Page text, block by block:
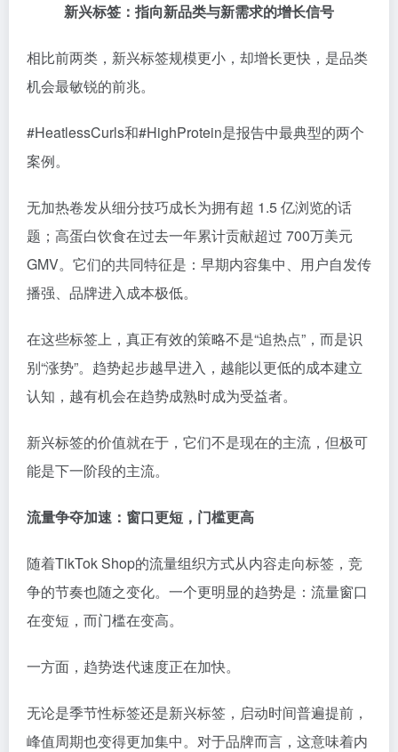
新兴标签：指向新品类与新需求的增长信号
相比前两类，新兴标签规模更小，却增长更快，是品类
机会最敏锐的前兆。
#HeatlessCurls和#HighProtein是报告中最典型的两个
案例。
无加热卷发从细分技巧成长为拥有超 1.5 亿浏览的话
题；高蛋白饮食在过去一年累计贡献超过 700万美元
GMV。它们的共同特征是：早期内容集中、用户自发传
播强、品牌进入成本极低。
在这些标签上，真正有效的策略不是“追热点”，而是识
别“涨势”。趋势起步越早进入，越能以更低的成本建立
认知，越有机会在趋势成熟时成为受益者。
新兴标签的价值就在于，它们不是现在的主流，但极可
能是下一阶段的主流。
流量争夺加速：窗口更短，门槛更高
随着TikTok Shop的流量组织方式从内容走向标签，竞
争的节奏也随之变化。一个更明显的趋势是：流量窗口
在变短，而门槛在变高。
一方面，趋势迭代速度正在加快。
无论是季节性标签还是新兴标签，启动时间普遍提前，
峰值周期也变得更加集中。对于品牌而言，这意味着内